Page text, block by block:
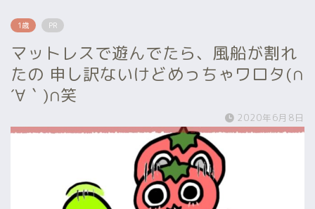
1歳 PR
マットレスで遊んでたら、風船が割れ
たの 申し訳ないけどめっちゃワロタ(∩
´∀｀)∩笑
2020年6月8日